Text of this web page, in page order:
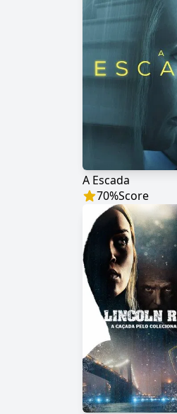
A Escada
70%Score